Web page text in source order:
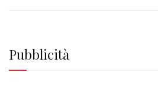
Pubblicità